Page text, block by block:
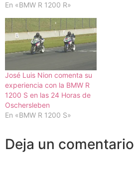
En «BMW R 1200 R»
José Luis Nion comenta su
experiencia con la BMW R
1200 S en las 24 Horas de
Oschersleben
En «BMW R 1200 S»
Deja un comentario